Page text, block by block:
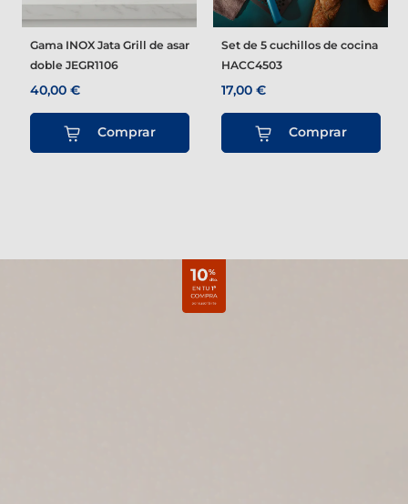
Gama INOX Jata Grill de asar
doble JEGR1106
40,00 €
Comprar
Set de 5 cuchillos de cocina
HACC4503
17,00 €
Comprar